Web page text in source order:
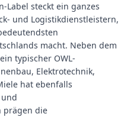
Label steckt ein ganzes
und Logistikdienstleistern,
macht. Neben dem
typischer OWL-
Elektrotechnik,
hat ebenfalls
prägen die